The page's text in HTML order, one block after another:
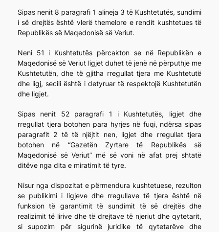
Sipas nenit 8 paragrafi 1 alineja 3 të Kushtetutës, sundimi
i së drejtës është vlerë themelore e rendit kushtetues të
Republikës së Maqedonisë së Veriut.
Neni 51 i Kushtetutës përcakton se në Republikën e
Maqedonisë së Veriut ligjet duhet të jenë në përputhje me
Kushtetutën, dhe të gjitha rregullat tjera me Kushtetutë
dhe ligj, secili është i detyruar të respektojë Kushtetutën
dhe ligjet.
Sipas nenit 52 paragrafi 1 i Kushtetutës, ligjet dhe
rregullat tjera botohen para hyrjes në fuqi, ndërsa sipas
paragrafit 2 të të njëjtit nen, ligjet dhe rregullat tjera
botohen në “Gazetën Zyrtare të Republikës së
Maqedonisë së Veriut” më së voni në afat prej shtatë
ditëve nga dita e miratimit të tyre.
Nisur nga dispozitat e përmendura kushtetuese, rezulton
se publikimi i ligjeve dhe rregullave të tjera është në
funksion të garantimit të sundimit të së drejtës dhe
realizimit të lirive dhe të drejtave të njeriut dhe qytetarit,
si supozim për sigurinë juridike të qytetarëve dhe